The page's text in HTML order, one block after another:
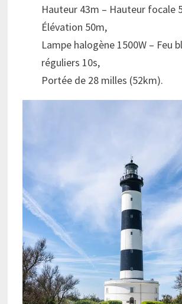
Hauteur 43m – Hauteur focale
Élévation 50m,
Lampe halogène 1500W – Feu
réguliers 10s,
Portée de 28 milles (52km).